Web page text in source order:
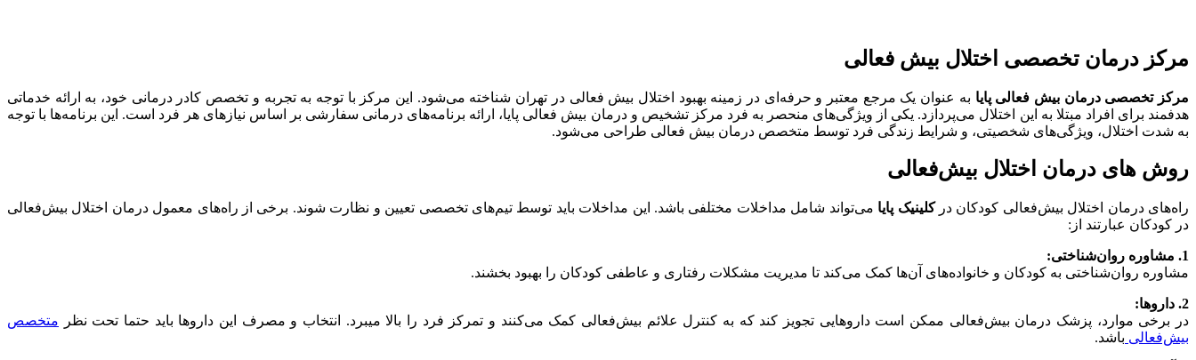
مرکز درمان تخصصی اختلال بیش فعالی
مرکز تخصصی درمان بیش فعالی پایا به عنوان یک مرجع معتبر و حرفه‌ای در زمینه بهبود اختلال بیش فعالی در تهران شناخته می‌شود. این مرکز با توجه به تجربه و تخصص کادر درمانی خود، به ارائه خدماتی
هدفمند برای افراد مبتلا به این اختلال می‌پردازد. یکی از ویژگی‌های منحصر به فرد مرکز تشخیص و درمان بیش فعالی پایا، ارائه برنامه‌های درمانی سفارشی بر اساس نیازهای هر فرد است. این برنامه‌ها با توجه
به شدت اختلال، ویژگی‌های شخصیتی، و شرایط زندگی فرد توسط متخصص درمان بیش فعالی طراحی می‌شود.
روش های درمان اختلال بیش‌فعالی
راه‌های درمان اختلال بیش‌فعالی کودکان درکلینیک پایا می‌تواند شامل مداخلات مختلفی باشد. این مداخلات باید توسط تیم‌های تخصصی تعیین و نظارت شوند. برخی از راه‌های معمول درمان اختلال بیش‌فعالی
در کودکان عبارتند از:
1. مشاوره روان‌شناختی:
مشاوره روان‌شناختی به کودکان و خانواده‌های آن‌ها کمک می‌کند تا مدیریت مشکلات رفتاری و عاطفی کودکان را بهبود بخشند.
2. داروها:
در برخی موارد، پزشک درمان بیش‌فعالی ممکن است داروهایی تجویز کند که به کنترل علائم بیش‌فعالی کمک می‌کنند و تمرکز فرد را بالا میبرد. انتخاب و مصرف این داروها باید حتما تحت نظر متخصص
بیش‌فعالی باشد.